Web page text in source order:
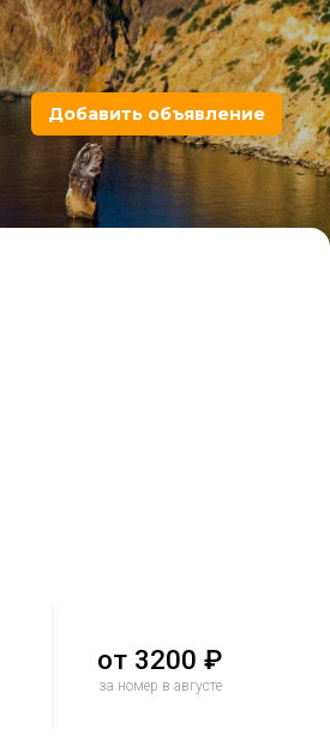
Добавить объявление
от 3200 ₽
за номер в августе